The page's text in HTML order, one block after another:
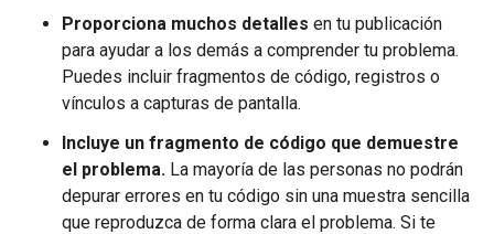
Proporciona muchos detalles en tu publicación
para ayudar a los demás a comprender tu problema.
Puedes incluir fragmentos de código, registros o
vínculos a capturas de pantalla.
Incluye un fragmento de código que demuestre
el problema. La mayoría de las personas no podrán
depurar errores en tu código sin una muestra sencilla
que reproduzca de forma clara el problema. Si te